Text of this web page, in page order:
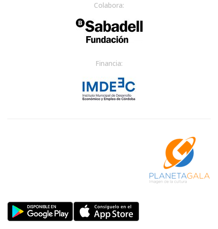
Colabora:
Financia: